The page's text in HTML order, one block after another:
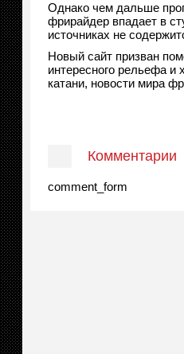
Однако чем дальше
фрирайдер впадает в
источниках не
Новый сайт призван
интересного рельефа и
катани, новости мира
Комментарии
comment_form